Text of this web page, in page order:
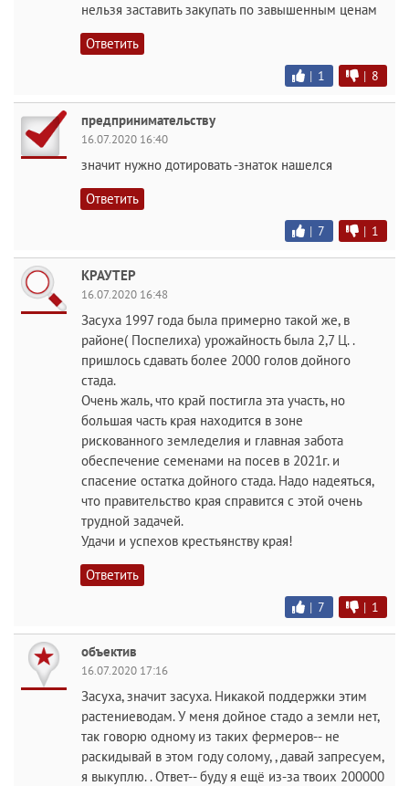
нельзя заставить закупать по завышенным ценам
Ответить
| 1 | 8
предпринимательству
16.07.2020 16:40
значит нужно дотировать -знаток нашелся
Ответить
| 7 | 1
КРАУТЕР
16.07.2020 16:48
Засуха 1997 года была примерно такой же, в
районе( Поспелиха) урожайность была 2,7 Ц. .
пришлось сдавать более 2000 голов дойного
стада.
Очень жаль, что край постигла эта участь, но
большая часть края находится в зоне
рискованного земледелия и главная забота
обеспечение семенами на посев в 2021г. и
спасение остатка дойного стада. Надо надеяться,
что правительство края справится с этой очень
трудной задачей.
Удачи и успехов крестьянству края!
Ответить
| 7 | 1
объектив
16.07.2020 17:16
Засуха, значит засуха. Никакой поддержки этим
растениеводам. У меня дойное стадо а земли нет,
так говорю одному из таких фермеров-- не
раскидывай в этом году солому, , давай запресуем,
я выкуплю. . Ответ-- буду я ещё из-за твоих 200000